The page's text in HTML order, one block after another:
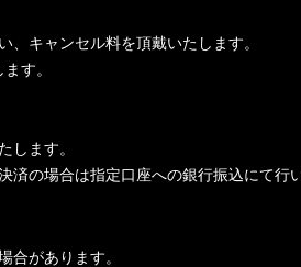
、キャンセル料を頂戴いたします。
す。
します。
済の場合は指定口座への銀行振込にて行
合があります。